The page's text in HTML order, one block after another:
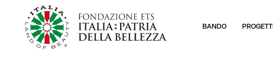
BANDO PROGETTI